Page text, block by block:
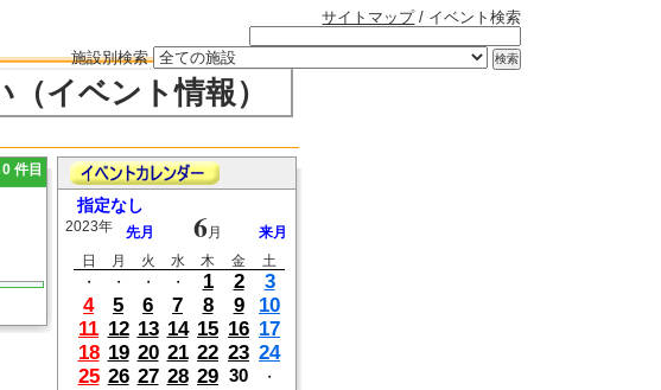
サイトマップ/ イベント検索
施設別検索
イベント情報）
件目
指定なし
2023年 先月 6月
来月
日
月 火 水 木 金
土
・
・ ・ ・ 1 2
3
4
5 6 7 8 9
10
11 12 13 14 15 16 17
18 19 20 21 22 23 24
25 26 27 28 29 30 ・